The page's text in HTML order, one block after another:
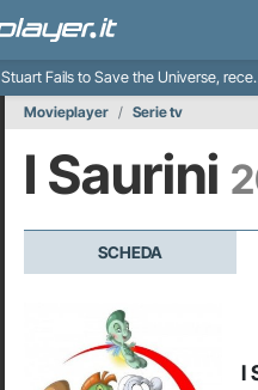
Stuart Fails to Save the Universe, recensione
Movieplayer
Serie tv
I Saurini
SCHEDA
I